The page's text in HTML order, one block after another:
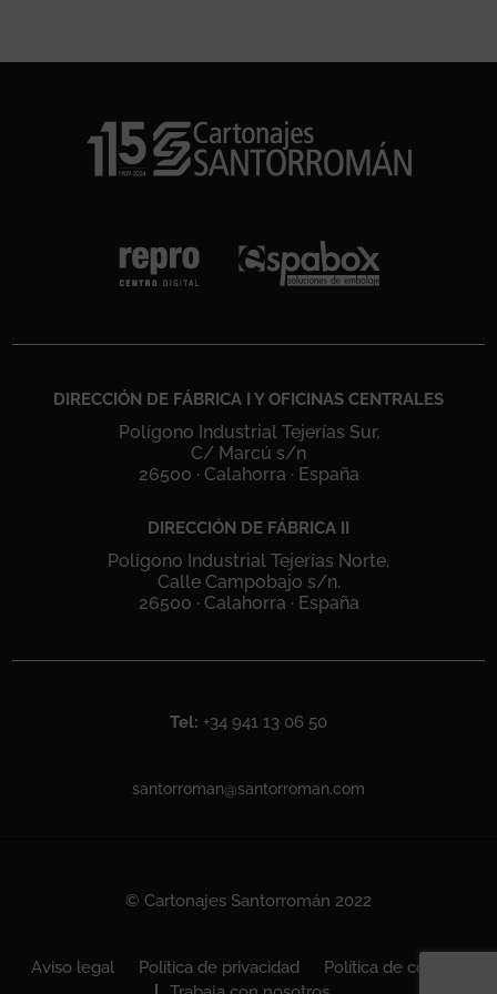
DIRECCIÓN DE FÁBRICA I Y OFICINAS CENTRALES
Polígono Industrial Tejerías Sur,
C/ Marcú s/n
26500 · Calahorra · España
DIRECCIÓN DE FÁBRICA II
Polígono Industrial Tejerías Norte,
Calle Campobajo s/n.
26500 · Calahorra · España
Tel: +34 941 13 06 50
santorroman@santorroman.com
© Cartonajes Santorromán 2022
Aviso legal Política de privacidad
Política de cookies